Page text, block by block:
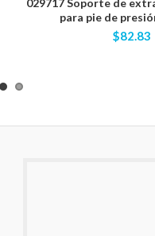
029717 Soporte de
para pie de
$82.83